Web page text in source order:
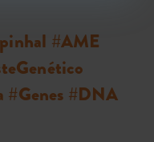
#AME
#Genes #DNA